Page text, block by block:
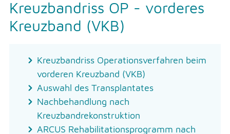
Kreuzbandriss OP - vorderes
Kreuzband (VKB)
Kreuzbandriss Operationsverfahren beim
vorderen Kreuzband (VKB)
Auswahl des Transplantates
Nachbehandlung nach
Kreuzbandrekonstruktion
ARCUS Rehabilitationsprogramm nach